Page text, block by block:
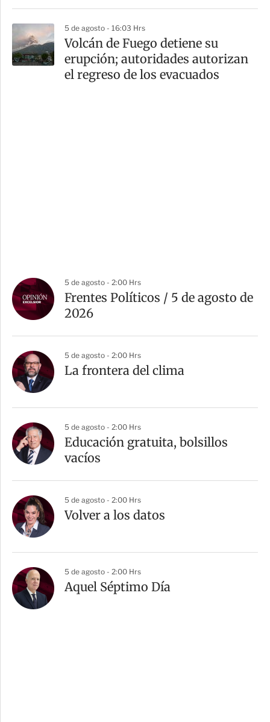
5 de agosto - 16:03 Hrs
Volcán de Fuego detiene su
erupción; autoridades autorizan
el regreso de los evacuados
5 de agosto - 2:00 Hrs
Frentes Políticos / 5 de agosto de
2026
5 de agosto - 2:00 Hrs
La frontera del clima
5 de agosto - 2:00 Hrs
Educación gratuita, bolsillos
vacíos
5 de agosto - 2:00 Hrs
Volver a los datos
5 de agosto - 2:00 Hrs
Aquel Séptimo Día